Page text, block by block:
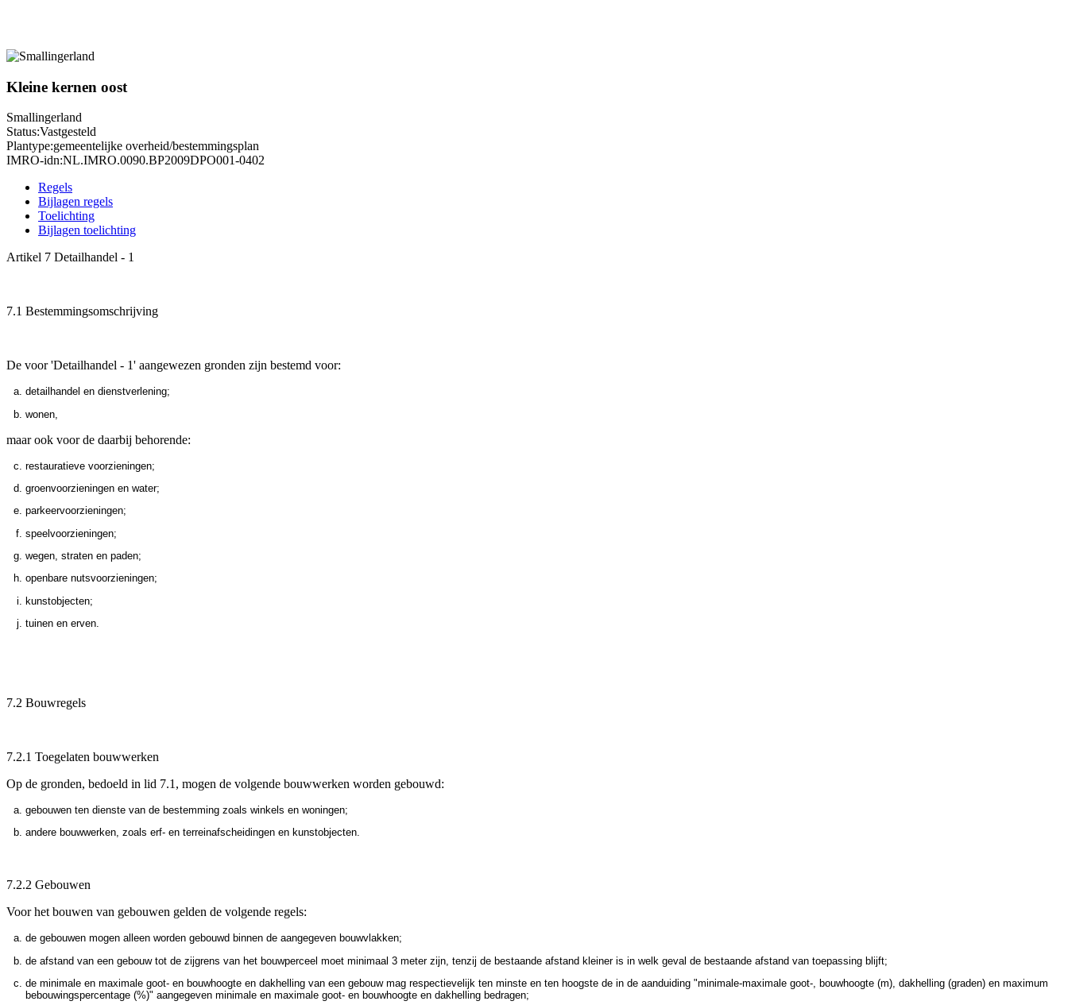
Kleine kernen oost
Smallingerland
Status:Vastgesteld
Plantype:gemeentelijke overheid/bestemmingsplan
IMRO-idn:NL.IMRO.0090.BP2009DPO001-0402
Regels
Bijlagen regels
Toelichting
Bijlagen toelichting
Artikel 7 Detailhandel - 1
7.1 Bestemmingsomschrijving
De voor 'Detailhandel - 1' aangewezen gronden zijn bestemd voor:
detailhandel en dienstverlening;
wonen,
maar ook voor de daarbij behorende:
restauratieve voorzieningen;
groenvoorzieningen en water;
parkeervoorzieningen;
speelvoorzieningen;
wegen, straten en paden;
openbare nutsvoorzieningen;
kunstobjecten;
tuinen en erven.
7.2 Bouwregels
7.2.1 Toegelaten bouwwerken
Op de gronden, bedoeld in lid 7.1, mogen de volgende bouwwerken worden gebouwd:
gebouwen ten dienste van de bestemming zoals winkels en woningen;
andere bouwwerken, zoals erf- en terreinafscheidingen en kunstobjecten.
7.2.2 Gebouwen
Voor het bouwen van gebouwen gelden de volgende regels:
de gebouwen mogen alleen worden gebouwd binnen de aangegeven bouwvlakken;
de afstand van een gebouw tot de zijgrens van het bouwperceel moet minimaal 3 meter zijn, tenzij de bestaande afstand kleiner is in welk geval de bestaande afstand van toepassing blijft;
de minimale en maximale goot- en bouwhoogte en dakhelling van een gebouw mag respectievelijk ten minste en ten hoogste de in de aanduiding "minimale-maximale goot-, bouwhoogte (m), dakhelling (graden) en maximum
bebouwingspercentage (%)" aangegeven minimale en maximale goot- en bouwhoogte en dakhelling bedragen;